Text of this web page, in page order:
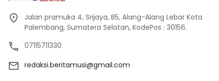
Jalan pramuka 4, Srijaya, B5, Alang-Alang Lebar Kota
Palembang, Sumatera Selatan, KodePos : 30156.
07115711330
redaksi.beritamusi@gmail.com